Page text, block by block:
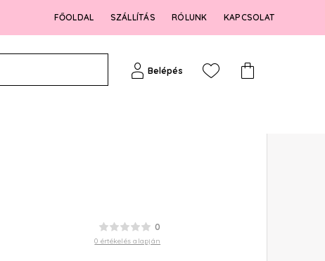
FŐOLDAL SZÁLLÍTÁS RÓLUNK KAPCSOLAT
Belépés
0
0 értékelés alapján